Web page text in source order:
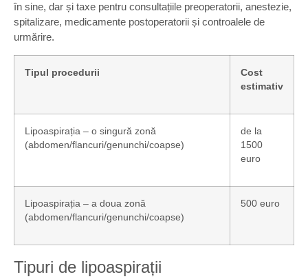
în sine, dar și taxe pentru consultațiile preoperatorii, anestezie,
spitalizare, medicamente postoperatorii și controalele de
urmărire.
Tipul procedurii
Cost
estimativ
Lipoaspirația – o singură zonă
(abdomen/flancuri/genunchi/coapse)
de la
1500
euro
Lipoaspirația – a doua zonă
(abdomen/flancuri/genunchi/coapse)
500 euro
Tipuri de lipoaspirații